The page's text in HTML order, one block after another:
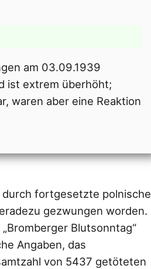
am 03.09.1939
ist extrem überhöht;
waren aber eine Reaktion
fortgesetzte polnische
gezwungen worden.
Blutsonntag“
Angaben, das
von 5437 getöteten